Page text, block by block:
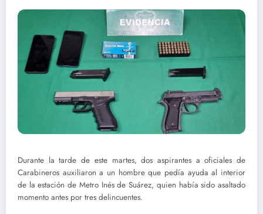
Durante la tarde de este martes, dos aspirantes a oficiales de
Carabineros auxiliaron a un hombre que pedía ayuda al interior
de la estación de Metro Inés de Suárez, quien había sido asaltado
momento antes por tres delincuentes.